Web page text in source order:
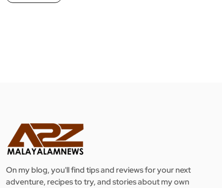
On my blog, you'll find tips and reviews for your next
adventure, recipes to try, and stories about my own